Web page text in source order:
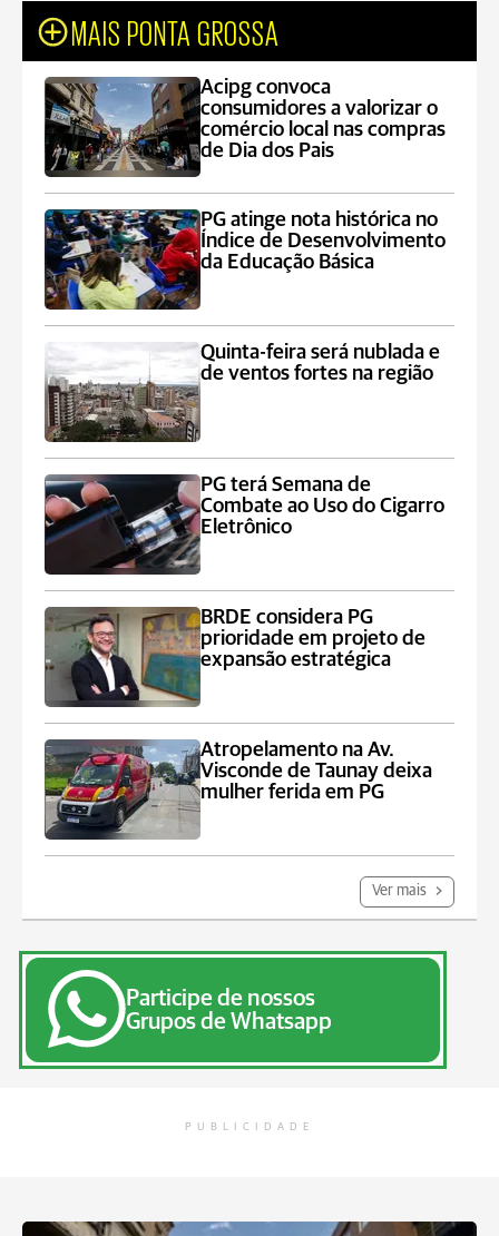
MAIS PONTA GROSSA
Acipg convoca
consumidores a valorizar o
comércio local nas compras
de Dia dos Pais
PG atinge nota histórica no
Índice de Desenvolvimento
da Educação Básica
Quinta-feira será nublada e
de ventos fortes na região
PG terá Semana de
Combate ao Uso do Cigarro
Eletrônico
BRDE considera PG
prioridade em projeto de
expansão estratégica
Atropelamento na Av.
Visconde de Taunay deixa
mulher ferida em PG
Ver mais
Participe de nossos
Grupos de Whatsapp
PUBLICIDADE